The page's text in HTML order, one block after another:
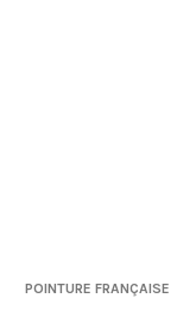
POINTURE FRANÇAISE